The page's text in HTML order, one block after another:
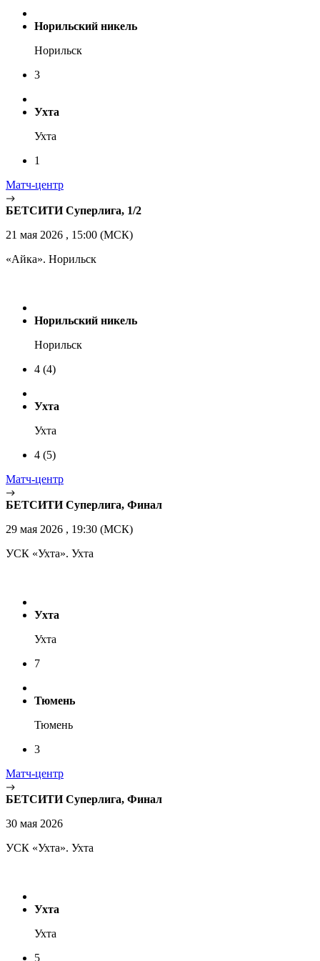
Норильский никель
Норильск
3
Ухта
Ухта
1
Матч-центр
БЕТСИТИ Суперлига, 1/2
21 мая 2026 , 15:00 (МСК)
«Айка». Норильск
Норильский никель
Норильск
4 (4)
Ухта
Ухта
4 (5)
Матч-центр
БЕТСИТИ Суперлига, Финал
29 мая 2026 , 19:30 (МСК)
УСК «Ухта». Ухта
Ухта
Ухта
7
Тюмень
Тюмень
3
Матч-центр
БЕТСИТИ Суперлига, Финал
30 мая 2026
УСК «Ухта». Ухта
Ухта
Ухта
5